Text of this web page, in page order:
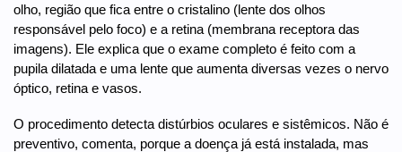
olho, região que fica entre o cristalino (lente dos olhos
responsável pelo foco) e a retina (membrana receptora das
imagens). Ele explica que o exame completo é feito com a
pupila dilatada e uma lente que aumenta diversas vezes o nervo
óptico, retina e vasos.
O procedimento detecta distúrbios oculares e sistêmicos. Não é
preventivo, comenta, porque a doença já está instalada, mas